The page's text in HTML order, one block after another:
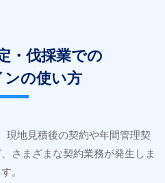
・伐採業での
の使い方
現地見積後の契約や年間管理契
さまざまな契約業務が発生しま
す。